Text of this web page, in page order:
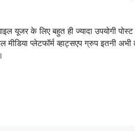
यूजर के लिए बहुत ही ज्यादा उपयोगी
प्लेटफॉर्म व्हाट्सएप ग्रुप इतनी